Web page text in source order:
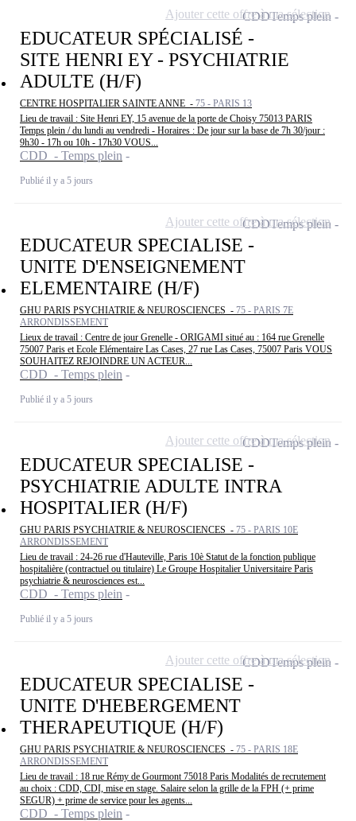
EDUCATEUR SPÉCIALISÉ -
SITE HENRI EY - PSYCHIATRIE
ADULTE (H/F)
CENTRE HOSPITALIER SAINTE ANNE - 75 - PARIS 13
Lieu de travail : Site Henri EY, 15 avenue de la porte de Choisy 75013 PARIS
Temps plein / du lundi au vendredi - Horaires : De jour sur la base de 7h 30/jour :
9h30 - 17h ou 10h - 17h30 VOUS...
CDD - Temps plein
Publié il y a 5 jours
CDDTemps plein
Ajouter cette offre à ma sélection
EDUCATEUR SPECIALISE -
UNITE D'ENSEIGNEMENT
ELEMENTAIRE (H/F)
GHU PARIS PSYCHIATRIE & NEUROSCIENCES - 75 - PARIS 7E
ARRONDISSEMENT
Lieux de travail : Centre de jour Grenelle - ORIGAMI situé au : 164 rue Grenelle
75007 Paris et Ecole Elémentaire Las Cases, 27 rue Las Cases, 75007 Paris VOUS
SOUHAITEZ REJOINDRE UN ACTEUR...
CDD - Temps plein
Publié il y a 5 jours
CDDTemps plein
Ajouter cette offre à ma sélection
EDUCATEUR SPECIALISE -
PSYCHIATRIE ADULTE INTRA
HOSPITALIER (H/F)
GHU PARIS PSYCHIATRIE & NEUROSCIENCES - 75 - PARIS 10E
ARRONDISSEMENT
Lieu de travail : 24-26 rue d'Hauteville, Paris 10è Statut de la fonction publique
hospitalière (contractuel ou titulaire) Le Groupe Hospitalier Universitaire Paris
psychiatrie & neurosciences est...
CDD - Temps plein
Publié il y a 5 jours
CDDTemps plein
Ajouter cette offre à ma sélection
EDUCATEUR SPECIALISE -
UNITE D'HEBERGEMENT
THERAPEUTIQUE (H/F)
GHU PARIS PSYCHIATRIE & NEUROSCIENCES - 75 - PARIS 18E
ARRONDISSEMENT
Lieu de travail : 18 rue Rémy de Gourmont 75018 Paris Modalités de recrutement
au choix : CDD, CDI, mise en stage. Salaire selon la grille de la FPH (+ prime
SEGUR) + prime de service pour les agents...
CDD - Temps plein
CDDTemps plein
Ajouter cette offre à ma sélection